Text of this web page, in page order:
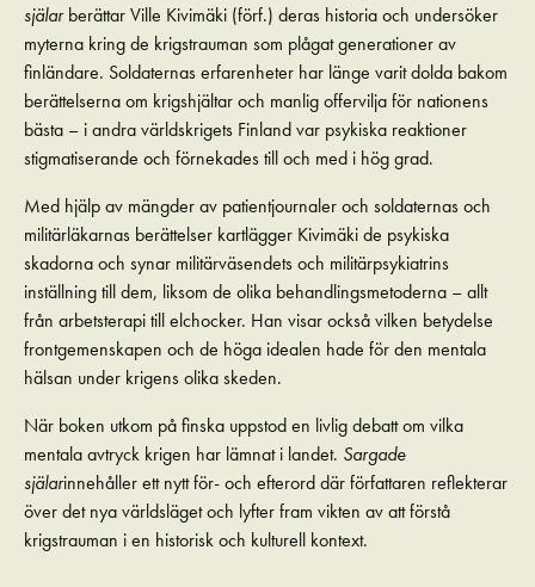
själarberättar Ville Kivimäki (förf.) deras historia och undersöker
myterna kring de krigstrauman som plågat generationer av
finländare. Soldaternas erfarenheter har länge varit dolda bakom
berättelserna om krigshjältar och manlig offervilja för nationens
bästa – i andra världskrigets Finland var psykiska reaktioner
stigmatiserande och förnekades till och med i hög grad.
Med hjälp av mängder av patientjournaler och soldaternas och
militärläkarnas berättelser kartlägger Kivimäki de psykiska
skadorna och synar militärväsendets och militärpsykiatrins
inställning till dem, liksom de olika behandlingsmetoderna – allt
från arbetsterapi till elchocker. Han visar också vilken betydelse
frontgemenskapen och de höga idealen hade för den mentala
hälsan under krigens olika skeden.
När boken utkom på finska uppstod en livlig debatt om vilka
mentala avtryck krigen har lämnat i landet. Sargade
själarinnehåller ett nytt för- och efterord där författaren reflekterar
över det nya världsläget och lyfter fram vikten av att förstå
krigstrauman i en historisk och kulturell kontext.